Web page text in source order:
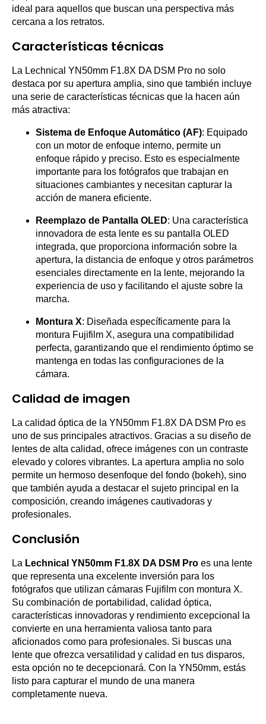
ideal para aquellos que buscan una perspectiva más
cercana a los retratos.
Características técnicas
La Lechnical YN50mm F1.8X DA DSM Pro no solo
destaca por su apertura amplia, sino que también incluye
una serie de características técnicas que la hacen aún
más atractiva:
Sistema de Enfoque Automático (AF): Equipado
con un motor de enfoque interno, permite un
enfoque rápido y preciso. Esto es especialmente
importante para los fotógrafos que trabajan en
situaciones cambiantes y necesitan capturar la
acción de manera eficiente.
Reemplazo de Pantalla OLED: Una característica
innovadora de esta lente es su pantalla OLED
integrada, que proporciona información sobre la
apertura, la distancia de enfoque y otros parámetros
esenciales directamente en la lente, mejorando la
experiencia de uso y facilitando el ajuste sobre la
marcha.
Montura X: Diseñada específicamente para la
montura Fujifilm X, asegura una compatibilidad
perfecta, garantizando que el rendimiento óptimo se
mantenga en todas las configuraciones de la
cámara.
Calidad de imagen
La calidad óptica de la YN50mm F1.8X DA DSM Pro es
uno de sus principales atractivos. Gracias a su diseño de
lentes de alta calidad, ofrece imágenes con un contraste
elevado y colores vibrantes. La apertura amplia no solo
permite un hermoso desenfoque del fondo (bokeh), sino
que también ayuda a destacar el sujeto principal en la
composición, creando imágenes cautivadoras y
profesionales.
Conclusión
La Lechnical YN50mm F1.8X DA DSM Pro es una lente
que representa una excelente inversión para los
fotógrafos que utilizan cámaras Fujifilm con montura X.
Su combinación de portabilidad, calidad óptica,
características innovadoras y rendimiento excepcional la
convierte en una herramienta valiosa tanto para
aficionados como para profesionales. Si buscas una
lente que ofrezca versatilidad y calidad en tus disparos,
esta opción no te decepcionará. Con la YN50mm, estás
listo para capturar el mundo de una manera
completamente nueva.